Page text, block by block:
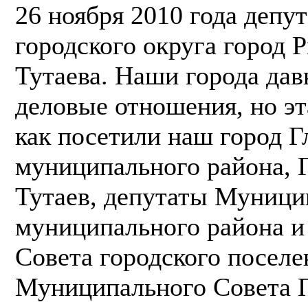
26 ноября 2010 года
городского округа город
Тутаева. Наши города
деловые отношения, но
как посетили наш город
муниципального района,
Тутаев, депутаты
муниципального района
Совета городского
Муниципального Совета